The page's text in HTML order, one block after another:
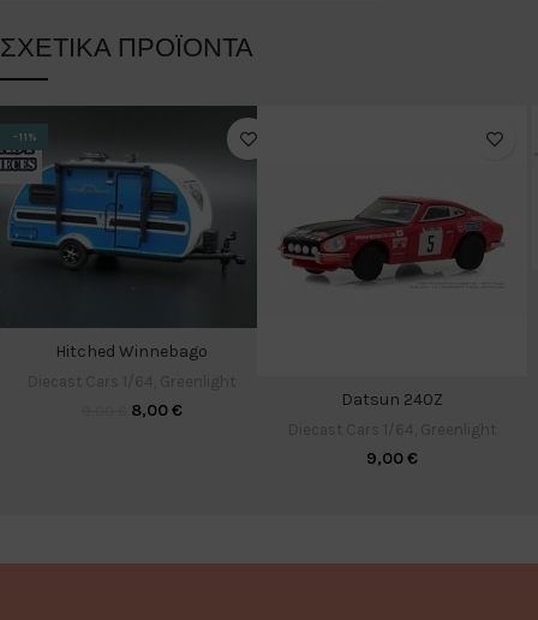
ΣΧΕΤΙΚΆ ΠΡΟΪΌΝΤΑ
-11%
Hitched Winnebago
8,00€
Datsun 240Z
9,00€